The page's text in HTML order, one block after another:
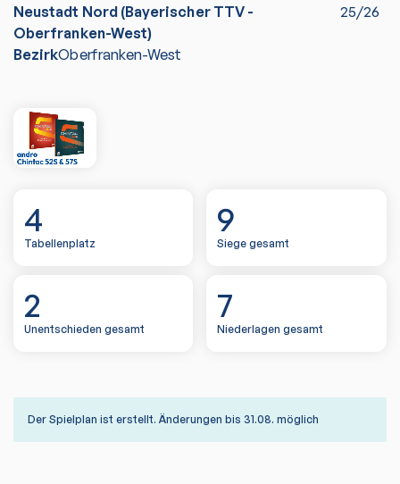
Neustadt Nord (Bayerischer TTV -
Oberfranken-West)
25/26
BezirkOberfranken-West
4
Tabellenplatz
9
Siege gesamt
2
Unentschieden gesamt
7
Niederlagen gesamt
Der Spielplan ist erstellt. Änderungen bis 31.08. möglich